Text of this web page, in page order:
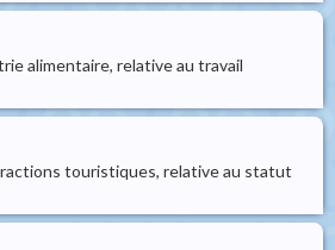
alimentaire, relative au travail
touristiques, relative au statut